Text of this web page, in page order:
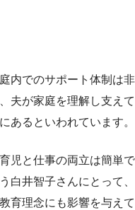
内でのサポート体制は非
夫が家庭を理解し支えて
あるといわれています。
児と仕事の両立は簡単で
白井智子さんにとって、
育理念にも影響を与えて